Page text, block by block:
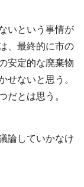
いという事情が
、最終的に市の
安定的な廃棄物
せないと思う。
だとは思う。
論していかなけ